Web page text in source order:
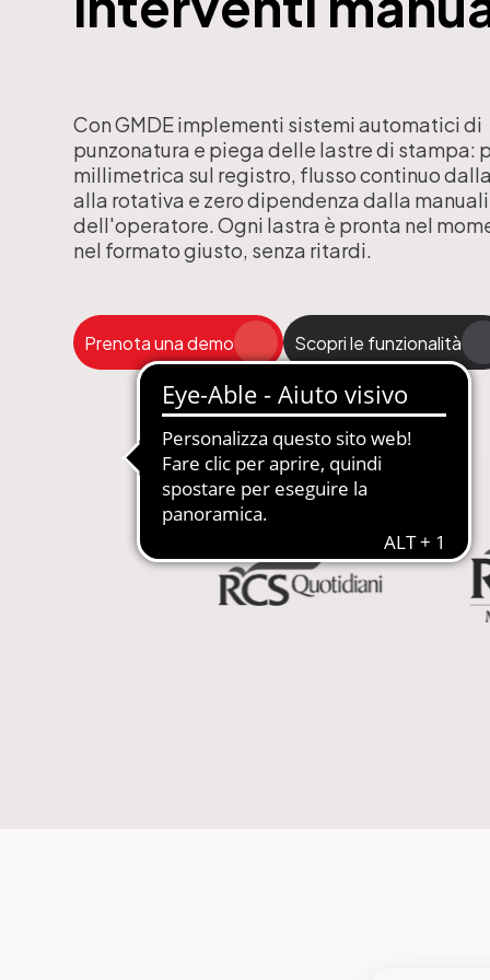
abbonamenti
Gestione Abbonamenti
in SaaS e PaaS
e Periodici
MDM-Master Data Management
Produzione Automatizzata
Sistemi Esperti di Prodotto per
Tecnica
Siti Web Multilingua e Multibrand
Web2Print per schede tecniche
Con GMDE implementi sistemi automatici di
punzonatura e piega delle lastre di stampa:
millimetrica sul registro, flusso continuo
alla rotativa e zero dipendenza dalla
dell'operatore. Ogni lastra è pronta nel
nel formato giusto, senza ritardi.
Prenota una demo Scopri le funzionalità